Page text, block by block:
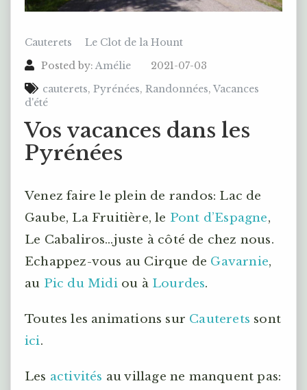
Cauterets
Le Clot de la Hount
Posted by:Amélie
2021-07-03
cauterets, Pyrénées, Randonnées, Vacances
d'été
Vos vacances dans les
Pyrénées
Venez faire le plein de randos: Lac de
Gaube, La Fruitière, le Pont d’Espagne,
Le Cabaliros…juste à côté de chez nous.
Echappez-vous au Cirque de Gavarnie,
au Pic du Midiou à Lourdes.
Toutes les animations sur Cauterets sont
ici.
Les activités au village ne manquent pas: